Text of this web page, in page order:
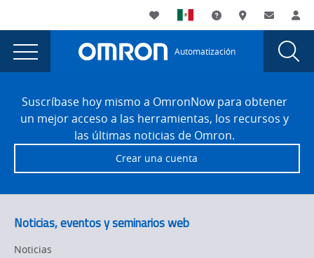
currently
viewing
the
mayonesa
expande
capacidad
de
con
Utility
Navigation
My List Soporte DóndeContacto
Main
Navigation
Automatización
Fabricante
de
mayonesa
expande
la
capacidad
de
producción
FooterSuscríbase hoy mismo a OmronNow para obtener
un mejor acceso a las herramientas, los recursos y
las últimas noticias de Omron.
Crear una cuenta
Noticias, eventos y seminarios web
Noticias